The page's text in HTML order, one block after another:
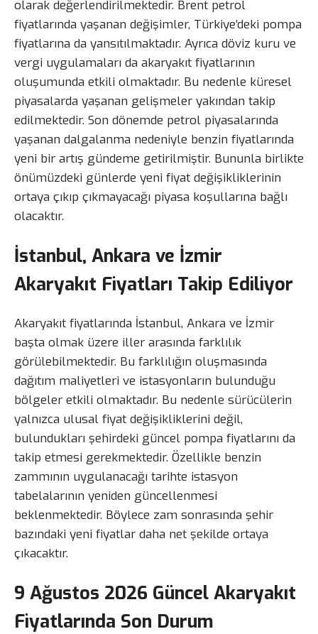
olarak değerlendirilmektedir. Brent petrol
fiyatlarında yaşanan değişimler, Türkiye’deki pompa
fiyatlarına da yansıtılmaktadır. Ayrıca döviz kuru ve
vergi uygulamaları da akaryakıt fiyatlarının
oluşumunda etkili olmaktadır. Bu nedenle küresel
piyasalarda yaşanan gelişmeler yakından takip
edilmektedir. Son dönemde petrol piyasalarında
yaşanan dalgalanma nedeniyle benzin fiyatlarında
yeni bir artış gündeme getirilmiştir. Bununla birlikte
önümüzdeki günlerde yeni fiyat değişikliklerinin
ortaya çıkıp çıkmayacağı piyasa koşullarına bağlı
olacaktır.
İstanbul, Ankara ve İzmir
Akaryakıt Fiyatları Takip Ediliyor
Akaryakıt fiyatlarında İstanbul, Ankara ve İzmir
başta olmak üzere iller arasında farklılık
görülebilmektedir. Bu farklılığın oluşmasında
dağıtım maliyetleri ve istasyonların bulunduğu
bölgeler etkili olmaktadır. Bu nedenle sürücülerin
yalnızca ulusal fiyat değişikliklerini değil,
bulundukları şehirdeki güncel pompa fiyatlarını da
takip etmesi gerekmektedir. Özellikle benzin
zammının uygulanacağı tarihte istasyon
tabelalarının yeniden güncellenmesi
beklenmektedir. Böylece zam sonrasında şehir
bazındaki yeni fiyatlar daha net şekilde ortaya
çıkacaktır.
9 Ağustos 2026 Güncel Akaryakıt
Fiyatlarında Son Durum